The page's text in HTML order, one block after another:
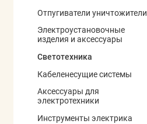
Отпугиватели уничтожители
Электроустановочные
изделия и аксессуары
Светотехника
Кабеленесущие системы
Аксессуары для
электротехники
Инструменты электрика